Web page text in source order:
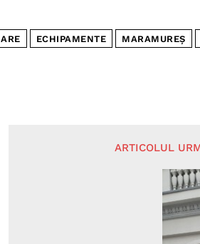
ECHIPAMENTE MARAMUREȘ
ARTICOLUL